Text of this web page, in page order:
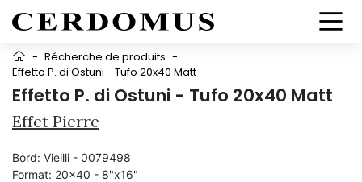
- Récherche de produits -
Effetto P. di Ostuni - Tufo 20x40 Matt
Effetto P. di Ostuni - Tufo 20x40 Matt
Effet Pierre
Bord: Vieilli - 0079498
Format: 20x40 - 8"x16"